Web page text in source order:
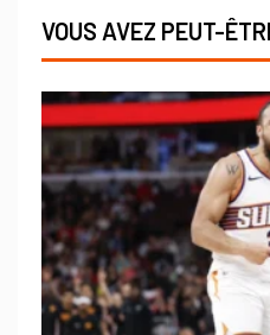
VOUS AVEZ PEUT-